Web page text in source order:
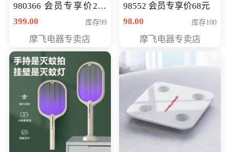
980366 会员专享价299
元
399.00 库存99
摩飞电器专卖店
98552 会员专享价68元
98.00
库存100
摩飞电器专卖店